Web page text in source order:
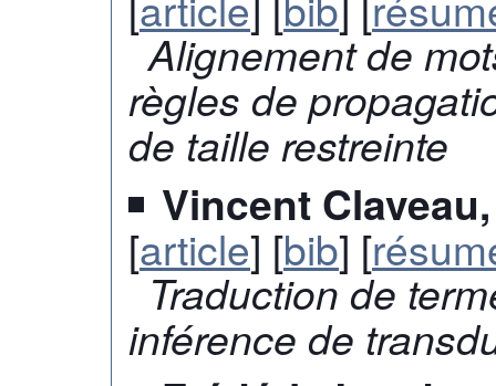
Alignement de
règles de
de taille restreinte
Vincent
[article] [bib] [
Traduction de
inférence de